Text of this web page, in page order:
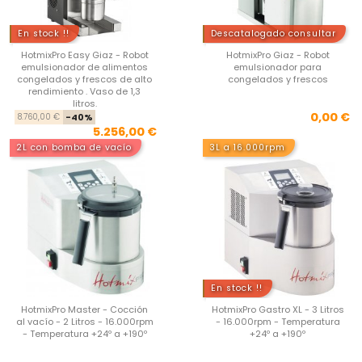
En stock !!
HotmixPro Easy Giaz - Robot
emulsionador de alimentos
congelados y frescos de alto
rendimiento . Vaso de 1,3
litros.
8.760,00 € -40%
5.256,00 €
Descatalogado consultar
HotmixPro Giaz - Robot
emulsionador para
congelados y frescos
0,00 €
2L con bomba de vacío
HotmixPro Master - Cocción
al vacío - 2 Litros - 16.000rpm
- Temperatura +24º a +190º
3L a 16.000rpm
En stock !!
HotmixPro Gastro XL - 3 Litros
- 16.000rpm - Temperatura
+24º a +190º